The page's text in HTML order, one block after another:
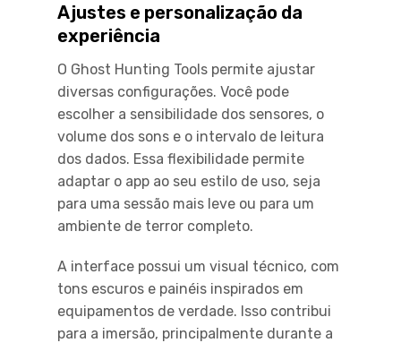
Ajustes e personalização da
experiência
O Ghost Hunting Tools permite ajustar
diversas configurações. Você pode
escolher a sensibilidade dos sensores, o
volume dos sons e o intervalo de leitura
dos dados. Essa flexibilidade permite
adaptar o app ao seu estilo de uso, seja
para uma sessão mais leve ou para um
ambiente de terror completo.
A interface possui um visual técnico, com
tons escuros e painéis inspirados em
equipamentos de verdade. Isso contribui
para a imersão, principalmente durante a